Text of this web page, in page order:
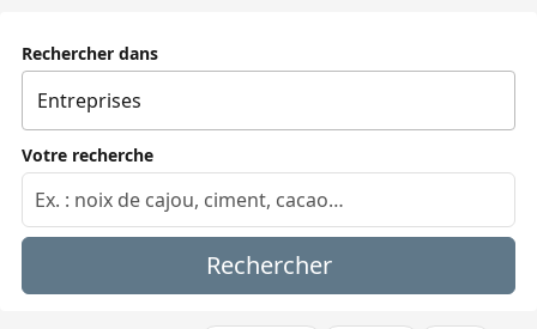
Rechercher dans
Votre recherche
Rechercher